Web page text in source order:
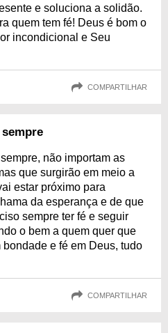
e soluciona a solidão.
quem tem fé! Deus é bom o
incondicional e Seu
COMPARTILHAR
não importam as
que surgirão em meio a
estar próximo para
da esperança e de que
sempre ter fé e seguir
o bem a quem quer que
e fé em Deus, tudo
COMPARTILHAR